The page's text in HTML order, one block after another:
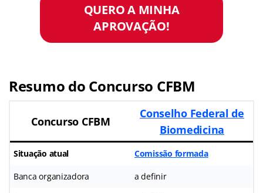
QUERO A MINHA
APROVAÇÃO!
Resumo do Concurso CFBM
Concurso CFBM
Conselho Federal de
Biomedicina
Situação atual Comissão formada
Banca organizadora a definir